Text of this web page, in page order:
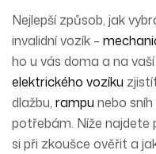
Nejlepší způsob, jak
invalidní vozík –
ho u vás doma a na
elektrického vozíku
dlažbu, rampu nebo
potřebám. Níže najdete
si při zkoušce ověřit a